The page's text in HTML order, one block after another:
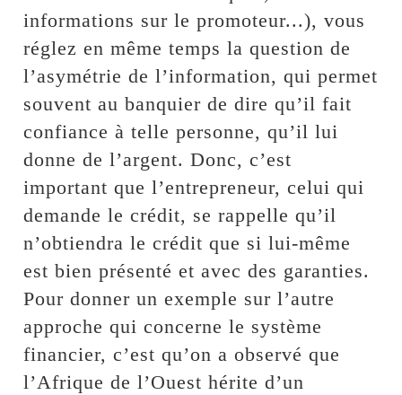
informations sur le promoteur...), vous
réglez en même temps la question de
l’asymétrie de l’information, qui permet
souvent au banquier de dire qu’il fait
confiance à telle personne, qu’il lui
donne de l’argent. Donc, c’est
important que l’entrepreneur, celui qui
demande le crédit, se rappelle qu’il
n’obtiendra le crédit que si lui-même
est bien présenté et avec des garanties.
Pour donner un exemple sur l’autre
approche qui concerne le système
financier, c’est qu’on a observé que
l’Afrique de l’Ouest hérite d’un